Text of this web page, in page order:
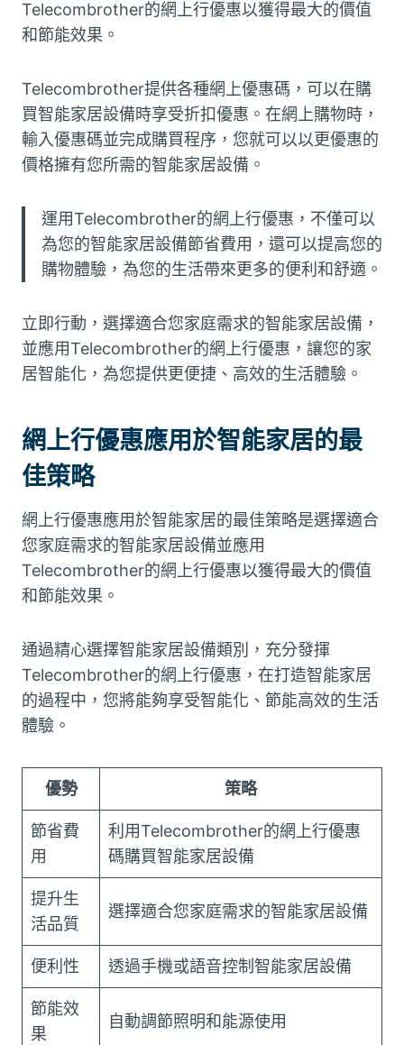
Telecombrother的網上行優惠以獲得最大的價值
和節能效果。
Telecombrother提供各種網上優惠碼，可以在購
買智能家居設備時享受折扣優惠。在網上購物時，
輸入優惠碼並完成購買程序，您就可以以更優惠的
價格擁有您所需的智能家居設備。
運用Telecombrother的網上行優惠，不僅可以
為您的智能家居設備節省費用，還可以提高您的
購物體驗，為您的生活帶來更多的便利和舒適。
立即行動，選擇適合您家庭需求的智能家居設備，
並應用Telecombrother的網上行優惠，讓您的家
居智能化，為您提供更便捷、高效的生活體驗。
網上行優惠應用於智能家居的最
佳策略
網上行優惠應用於智能家居的最佳策略是選擇適合
您家庭需求的智能家居設備並應用
Telecombrother的網上行優惠以獲得最大的價值
和節能效果。
通過精心選擇智能家居設備類別，充分發揮
Telecombrother的網上行優惠，在打造智能家居
的過程中，您將能夠享受智能化、節能高效的生活
體驗。
優勢 策略
節省費
用
利用Telecombrother的網上行優惠
碼購買智能家居設備
提升生
活品質
選擇適合您家庭需求的智能家居設備
便利性 透過手機或語音控制智能家居設備
節能效
果
自動調節照明和能源使用